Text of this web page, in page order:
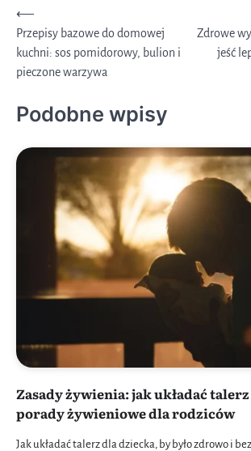
Nawigacja
wpisu
⟵
Przepisy bazowe do domowej
kuchni: sos pomidorowy, bulion i
pieczone warzywa
Zdrowe
jeść
Podobne wpisy
Zasady żywienia: jak układać
porady żywieniowe dla rodziców
Jak układać talerz dla dziecka, by było zdrowo i